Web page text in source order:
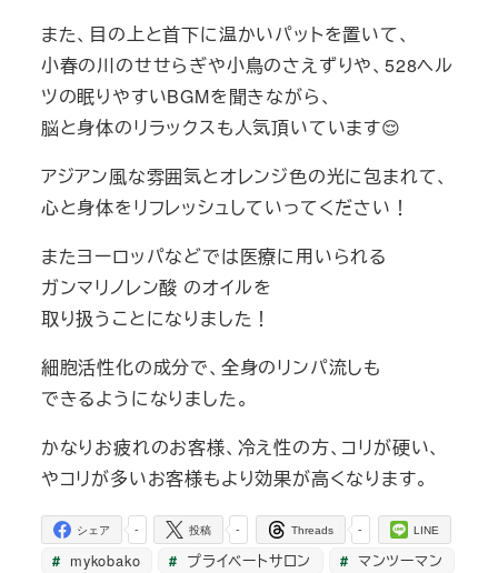
また、目の上と首下に温かいパットを置いて、
小春の川のせせらぎや小鳥のさえずりや、528ヘル
ツの眠りやすいBGMを聞きながら、
脳と身体のリラックスも人気頂いています😌
アジアン風な雰囲気とオレンジ色の光に包まれて、
心と身体をリフレッシュしていってください！
またヨーロッパなどでは医療に用いられる
ガンマリノレン酸 のオイルを
取り扱うことになりました！
細胞活性化の成分で、全身のリンパ流しも
できるようになりました。
かなりお疲れのお客様、冷え性の方、コリが硬い、
やコリが多いお客様もより効果が高くなります。
-
シェア -
投稿 -
Threads LINE
mykobako プライベートサロン
マンツーマン